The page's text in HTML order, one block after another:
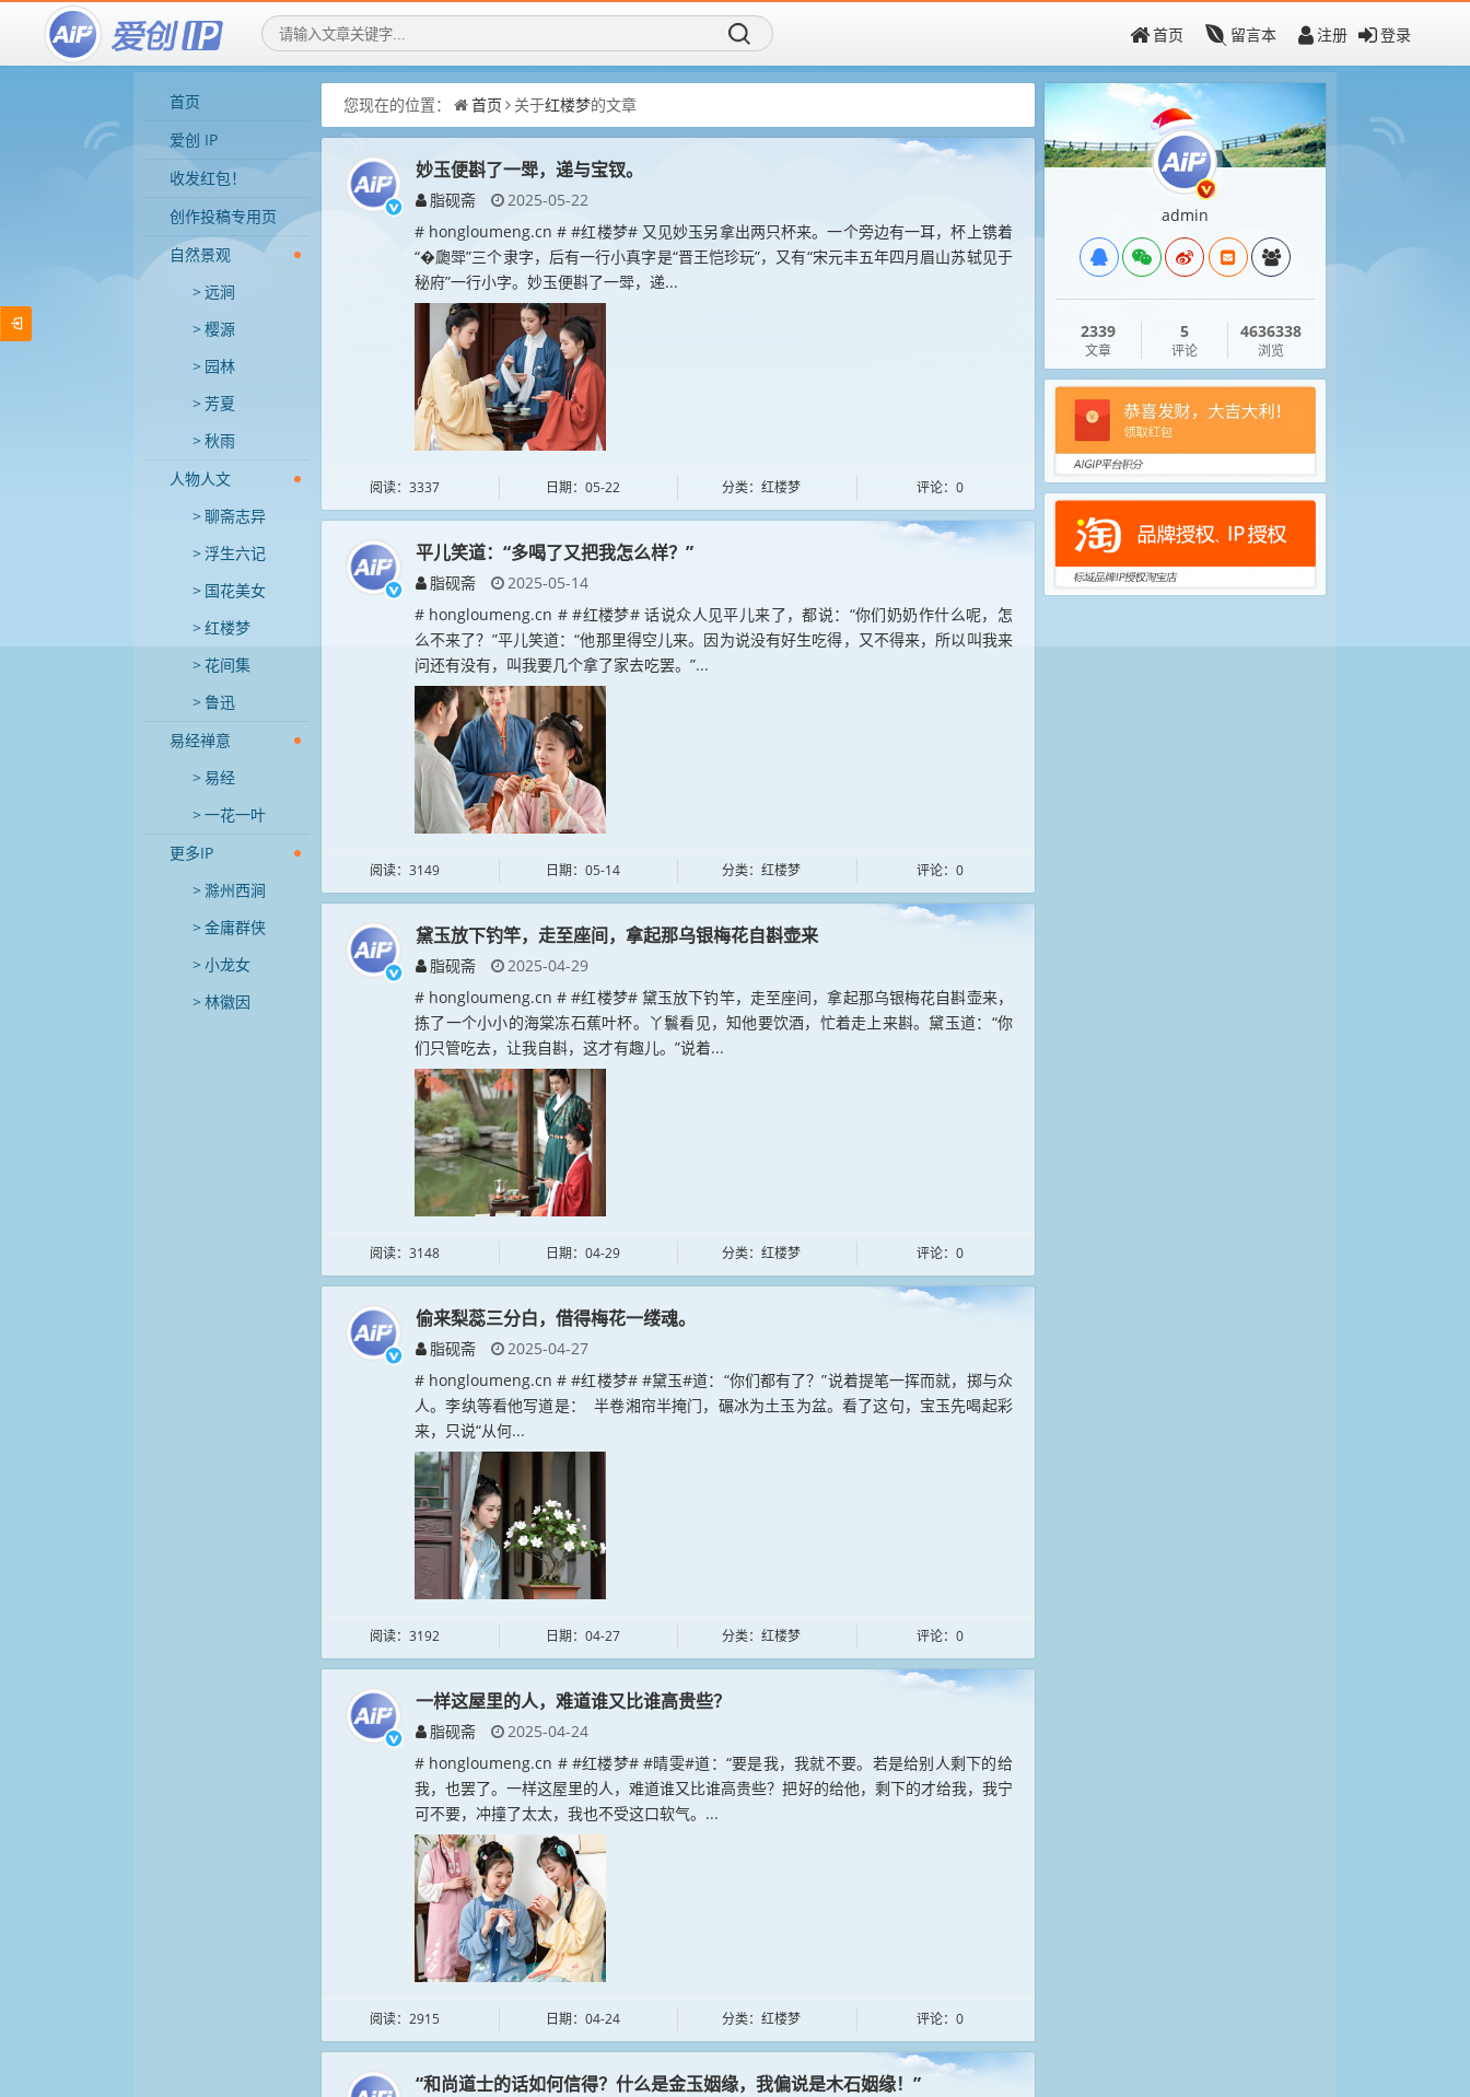
首页 留言本 注册 登录
首页
爱创 IP
收发红包！
创作投稿专用页
自然景观
远涧
樱源
园林
芳夏
秋雨
人物人文
聊斋志异
浮生六记
国花美女
红楼梦
花间集
鲁迅
易经禅意
易经
一花一叶
更多IP
滁州西涧
金庸群侠
小龙女
林徽因
您现在的位置： 首页 关于红楼梦的文章
妙玉便斟了一斝，递与宝钗。
脂砚斋
2025-05-22
# hongloumeng.cn # #红楼梦# 又见妙玉另拿出两只杯来。一个旁边有一耳，杯上镌着
“�瓟斝”三个隶字，后有一行小真字是“晋王恺珍玩”，又有“宋元丰五年四月眉山苏轼见于
秘府”一行小字。妙玉便斟了一斝，递...
阅读：3337 日期：05-22 分类：红楼梦 评论：0
平儿笑道：“多喝了又把我怎么样？”
脂砚斋
2025-05-14
# hongloumeng.cn # #红楼梦# 话说众人见平儿来了，都说：“你们奶奶作什么呢，怎
么不来了？”平儿笑道：“他那里得空儿来。因为说没有好生吃得，又不得来，所以叫我来
问还有没有，叫我要几个拿了家去吃罢。”...
阅读：3149 日期：05-14 分类：红楼梦 评论：0
黛玉放下钓竿，走至座间，拿起那乌银梅花自斟壶来
脂砚斋
2025-04-29
# hongloumeng.cn # #红楼梦# 黛玉放下钓竿，走至座间，拿起那乌银梅花自斟壶来，
拣了一个小小的海棠冻石蕉叶杯。丫鬟看见，知他要饮酒，忙着走上来斟。黛玉道：“你
们只管吃去，让我自斟，这才有趣儿。”说着...
阅读：3148 日期：04-29 分类：红楼梦 评论：0
偷来梨蕊三分白，借得梅花一缕魂。
脂砚斋
2025-04-27
# hongloumeng.cn # #红楼梦# #黛玉#道：“你们都有了？”说着提笔一挥而就，掷与众
人。李纨等看他写道是： 半卷湘帘半掩门，碾冰为土玉为盆。看了这句，宝玉先喝起彩
来，只说“从何...
阅读：3192 日期：04-27 分类：红楼梦 评论：0
一样这屋里的人，难道谁又比谁高贵些？
脂砚斋
2025-04-24
# hongloumeng.cn # #红楼梦# #晴雯#道：“要是我，我就不要。若是给别人剩下的给
我，也罢了。一样这屋里的人，难道谁又比谁高贵些？把好的给他，剩下的才给我，我宁
可不要，冲撞了太太，我也不受这口软气。...
阅读：2915 日期：04-24 分类：红楼梦 评论：0
“和尚道士的话如何信得？什么是金玉姻缘，我偏说是木石姻缘！”
admin
2339
文章
5
评论
4636338
浏览